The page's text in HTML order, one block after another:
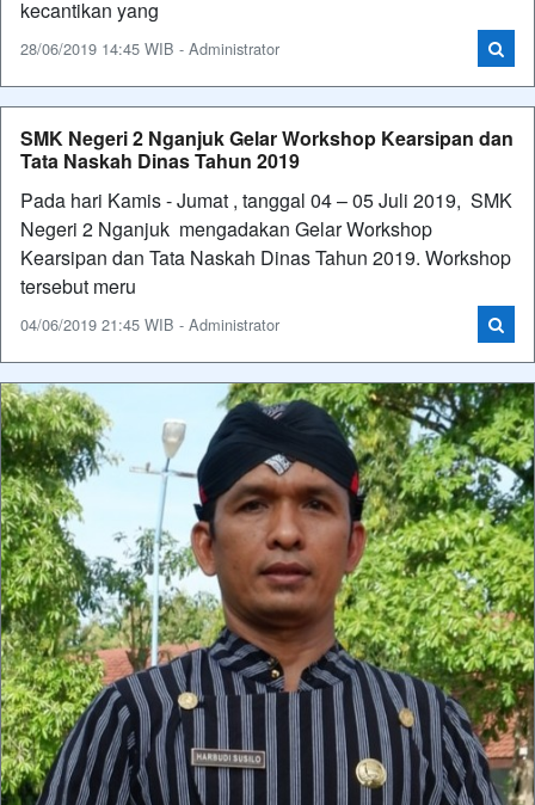
kecantikan yang
28/06/2019 14:45 WIB - Administrator
SMK Negeri 2 Nganjuk Gelar Workshop Kearsipan dan
Tata Naskah Dinas Tahun 2019
Pada hari Kamis - Jumat , tanggal 04 – 05 Juli 2019, SMK
Negeri 2 Nganjuk mengadakan Gelar Workshop
Kearsipan dan Tata Naskah Dinas Tahun 2019. Workshop
tersebut meru
04/06/2019 21:45 WIB - Administrator